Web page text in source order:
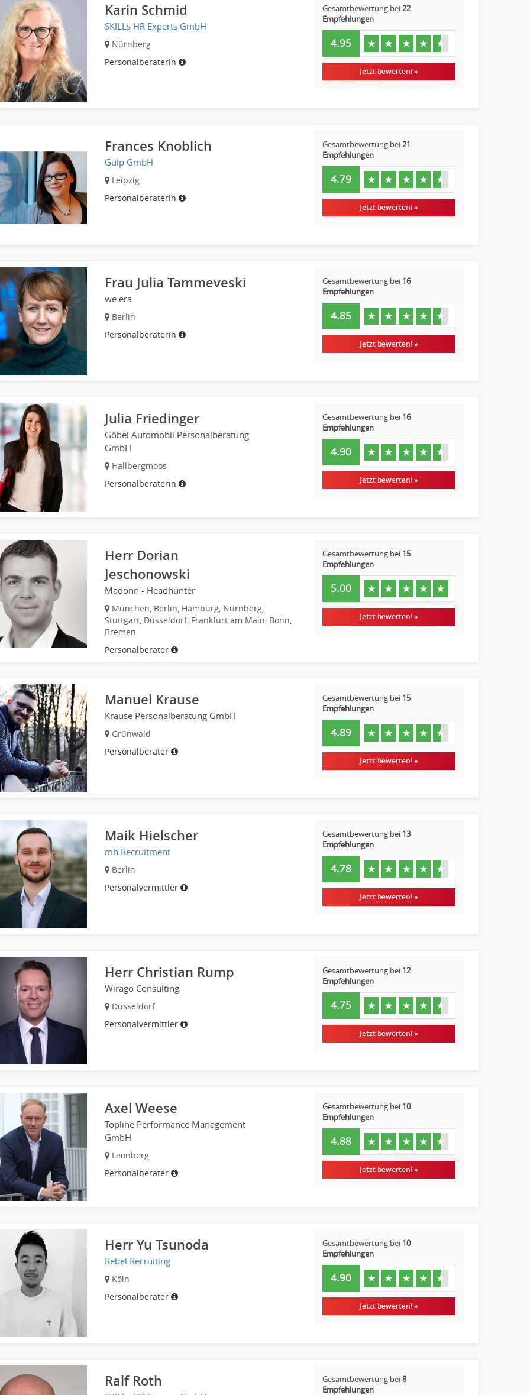
Karin Schmid
SKILLs HR Experts GmbH
Nürnberg
Personalberaterin
Gesamtbewertung bei22
Empfehlungen
4.95 ★ ★ ★ ★ ★
Jetzt bewerten! »
Frances Knoblich
Gulp GmbH
Leipzig
Personalberaterin
Gesamtbewertung bei21
Empfehlungen
4.79 ★ ★ ★ ★ ★
Jetzt bewerten! »
Frau Julia Tammeveski
we era
Berlin
Personalberaterin
Gesamtbewertung bei 16
Empfehlungen
4.85 ★ ★ ★ ★ ★
Jetzt bewerten! »
Julia Friedinger
Göbel Automobil Personalberatung
GmbH
Hallbergmoos
Personalberaterin
Gesamtbewertung bei 16
Empfehlungen
4.90 ★ ★ ★ ★ ★
Jetzt bewerten! »
Herr Dorian
Jeschonowski
Madonn - Headhunter
München, Berlin, Hamburg, Nürnberg,
Stuttgart, Düsseldorf, Frankfurt am Main, Bonn,
Bremen
Personalberater
Gesamtbewertung bei 15
Empfehlungen
5.00 ★ ★ ★ ★ ★
Jetzt bewerten! »
Manuel Krause
Krause Personalberatung GmbH
Grünwald
Personalberater
Gesamtbewertung bei 15
Empfehlungen
4.89 ★ ★ ★ ★ ★
Jetzt bewerten! »
Maik Hielscher
mh Recruitment
Berlin
Personalvermittler
Gesamtbewertung bei 13
Empfehlungen
4.78 ★ ★ ★ ★ ★
Jetzt bewerten! »
Herr Christian Rump
Wirago Consulting
Düsseldorf
Personalvermittler
Gesamtbewertung bei 12
Empfehlungen
4.75 ★ ★ ★ ★ ★
Jetzt bewerten! »
Axel Weese
Topline Performance Management
GmbH
Leonberg
Personalberater
Gesamtbewertung bei 10
Empfehlungen
4.88 ★ ★ ★ ★ ★
Jetzt bewerten! »
Herr Yu Tsunoda
Rebel Recruiting
Köln
Personalberater
Gesamtbewertung bei 10
Empfehlungen
4.90 ★ ★ ★ ★ ★
Jetzt bewerten! »
Ralf Roth Gesamtbewertung bei8
Empfehlungen